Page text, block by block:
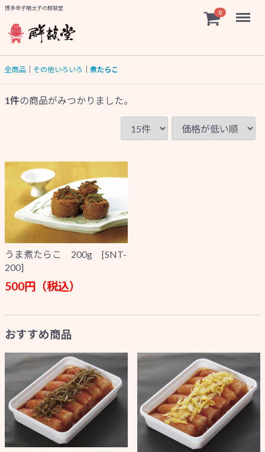
博多辛子明太子の鮮鼓堂
0 Menu
全商品 その他いろいろ 煮たらこ
1件の商品がみつかりました。
うま煮たらこ 200g [SNT-
200]
500円（税込）
おすすめ商品